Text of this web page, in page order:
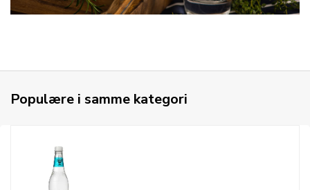
Populære i samme kategori